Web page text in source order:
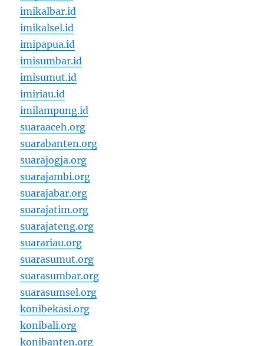
imikalbar.id
imikalsel.id
imipapua.id
imisumbar.id
imisumut.id
imiriau.id
imilampung.id
suaraaceh.org
suarabanten.org
suarajogja.org
suarajambi.org
suarajabar.org
suarajatim.org
suarajateng.org
suarariau.org
suarasumut.org
suarasumbar.org
suarasumsel.org
konibekasi.org
konibali.org
konibanten.org